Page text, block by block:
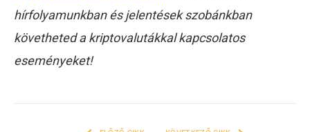
hírfolyamunkban és jelentések szobánkban
követheted a kriptovalutákkal kapcsolatos
eseményeket!